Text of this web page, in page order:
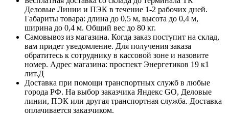
Деловые Линии и ПЭК в течение 1-2 рабочих дней.
Габариты товара: длина до 0,5 м, высота до 0,4 м,
ширина до 0,4 м. Общий вес до 80 кг.
Самовывоз из магазина. Когда заказ поступит на склад,
вам придет уведомление. Для получения заказа
обратитесь к сотруднику в кассовой зоне и назовите
номер. Адрес магазина: проспект Энергетиков 19 к1
лит.Д
Доставка при помощи транспортных служб в любые
города РФ. На выбор заказчика Яндекс GO, Деловые
линии, ПЭК или другая транспортная служба. Доставка
оплачивается заказчиком.